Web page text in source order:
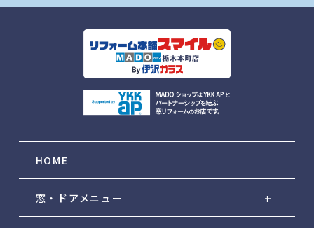
HOME
窓・ドアメニュー